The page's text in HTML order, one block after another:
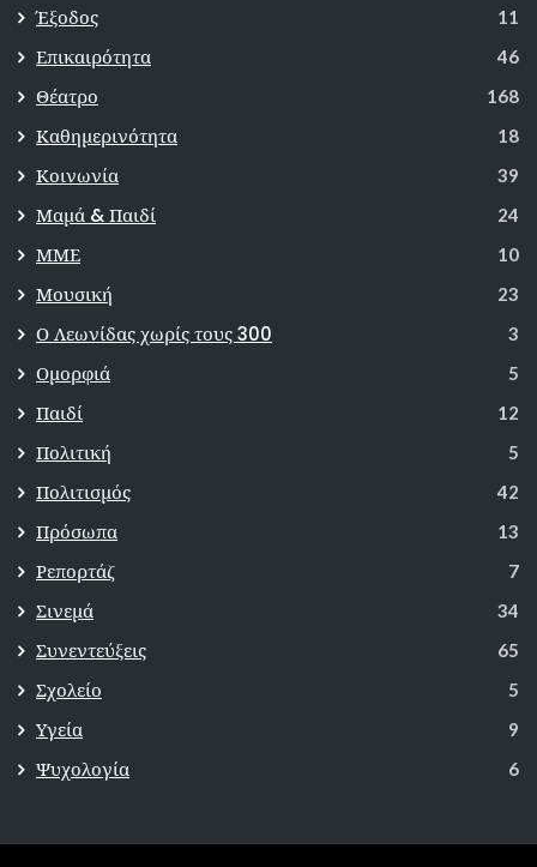
Έξοδος 11
Επικαιρότητα 46
Θέατρο 168
Καθημερινότητα 18
Κοινωνία 39
Μαμά & Παιδί 24
ΜΜΕ 10
Μουσική 23
Ο Λεωνίδας χωρίς τους 300 3
Ομορφιά 5
Παιδί 12
Πολιτική 5
Πολιτισμός 42
Πρόσωπα 13
Ρεπορτάζ 7
Σινεμά 34
Συνεντεύξεις 65
Σχολείο 5
Υγεία 9
Ψυχολογία 6